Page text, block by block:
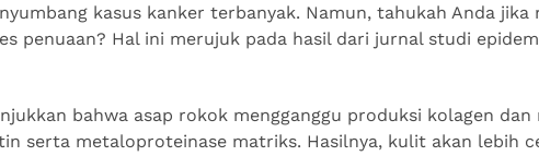
kasus kanker terbanyak. Namun, tahukah Anda jika
penuaan? Hal ini merujuk pada hasil dari jurnal studi
bahwa asap rokok mengganggu produksi kolagen dan
serta metaloproteinase matriks. Hasilnya, kulit akan lebih